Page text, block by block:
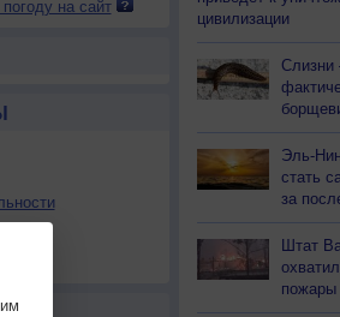
на сайт
цивилизации
Слизни
Эль-
стать
за
Штат
пожары